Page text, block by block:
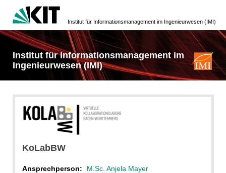
Institut für Informationsmanagement im Ingenieurwesen (IMI)
Institut für Informationsmanagement im
Ingenieurwesen (IMI)
KoLabBW
Ansprechperson:
M.Sc. Anjela Mayer